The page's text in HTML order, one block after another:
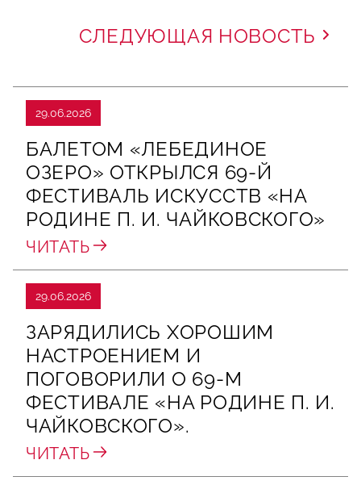
СЛЕДУЮЩАЯ НОВОСТЬ
29.06.2026
БАЛЕТОМ «ЛЕБЕДИНОЕ
ОЗЕРО» ОТКРЫЛСЯ 69-Й
ФЕСТИВАЛЬ ИСКУССТВ «НА
РОДИНЕ П. И. ЧАЙКОВСКОГО»
ЧИТАТЬ
29.06.2026
ЗАРЯДИЛИСЬ ХОРОШИМ
НАСТРОЕНИЕМ И
ПОГОВОРИЛИ О 69‑М
ФЕСТИВАЛЕ «НА РОДИНЕ П. И.
ЧАЙКОВСКОГО».
ЧИТАТЬ